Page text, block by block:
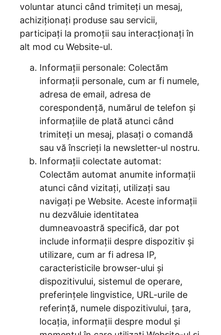
voluntar atunci când trimiteți un mesaj,
achiziționați produse sau servicii,
participați la promoții sau interacționați în
alt mod cu Website-ul.
Informații personale: Colectăm
informații personale, cum ar fi numele,
adresa de email, adresa de
corespondență, numărul de telefon și
informațiile de plată atunci când
trimiteți un mesaj, plasați o comandă
sau vă înscrieți la newsletter-ul nostru.
Informații colectate automat:
Colectăm automat anumite informații
atunci când vizitați, utilizați sau
navigați pe Website. Aceste informații
nu dezvăluie identitatea
dumneavoastră specifică, dar pot
include informații despre dispozitiv și
utilizare, cum ar fi adresa IP,
caracteristicile browser-ului și
dispozitivului, sistemul de operare,
preferințele lingvistice, URL-urile de
referință, numele dispozitivului, țara,
locația, informații despre modul și